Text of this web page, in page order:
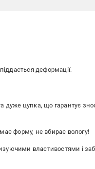
деформації.
цупка, що гарантує
форму, не вбирає вологу!
властивостями і